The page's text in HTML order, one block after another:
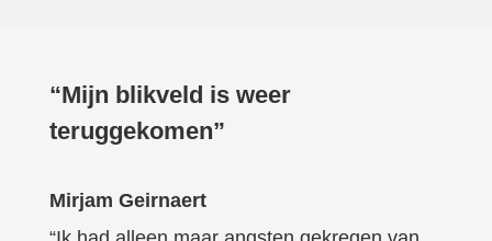
“Mijn blikveld is weer
teruggekomen”
Mirjam Geirnaert